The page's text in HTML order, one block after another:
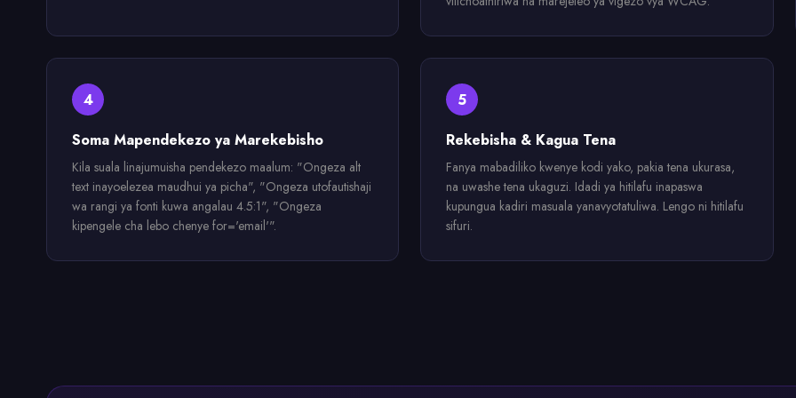
4
Soma Mapendekezo ya Marekebisho
Kila suala linajumuisha pendekezo maalum: "Ongeza alt
text inayoelezea maudhui ya picha", "Ongeza utofautishaji
wa rangi ya fonti kuwa angalau 4.5:1", "Ongeza
kipengele cha lebo chenye for='email'".
5
Rekebisha & Kagua Tena
Fanya mabadiliko kwenye kodi yako, pakia tena ukurasa,
na uwashe tena ukaguzi. Idadi ya hitilafu inapaswa
kupungua kadiri masuala yanavyotatuliwa. Lengo ni hitilafu
sifuri.